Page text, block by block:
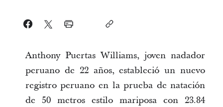
Anthony Puertas Williams, joven nadador
peruano de 22 años, estableció un nuevo
registro peruano en la prueba de natación
de 50 metros estilo mariposa con 23.84